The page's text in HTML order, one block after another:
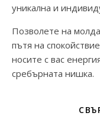
уникална и
Позволете на
пътя на
носите с вас
сребърната нишка.